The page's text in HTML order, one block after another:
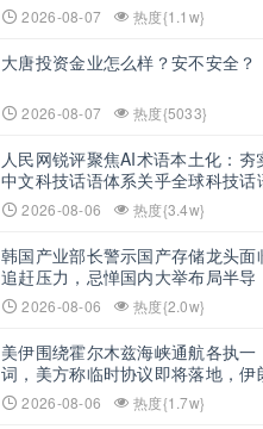
2026-08-07 热度{1.1w}
大唐投资金业怎么样？安不安全？
2026-08-07 热度{5033}
人民网锐评聚焦AI术语本土化：夯
中文科技话语体系关乎全球科技话
权争夺
2026-08-06 热度{3.4w}
韩国产业部长警示国产存储龙头面
追赶压力，忌惮国内大举布局半导
体，呼吁加码本土资本投入避免优势
流失
2026-08-06 热度{2.0w}
美伊围绕霍尔木兹海峡通航各执一
词，美方称临时协议即将落地，伊
坚称仅与阿曼双边磋商、通航恢复取
决于美方态度
2026-08-06 热度{1.7w}